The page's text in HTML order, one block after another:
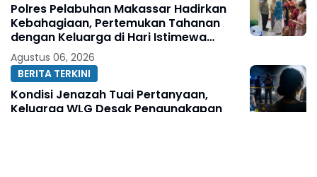
Polres Pelabuhan Makassar Hadirkan
Kebahagiaan, Pertemukan Tahanan
dengan Keluarga di Hari Istimewa
Pernikahan
Agustus 06, 2026
BERITA TERKINI
Kondisi Jenazah Tuai Pertanyaan,
Keluarga WLG Desak Pengungkapan